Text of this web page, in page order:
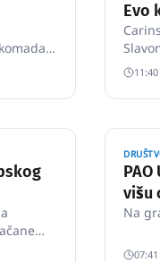
jedinice
Evo
11:40
-
PAO
višu
Na
07:41